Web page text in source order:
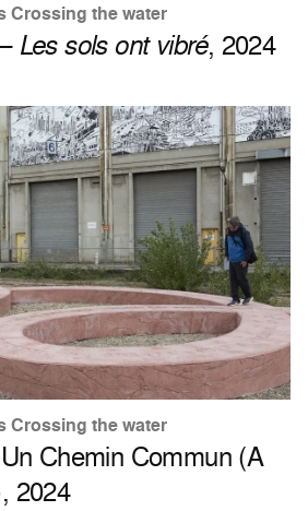
Crossing the water
Les sols ont vibré, 2024
Crossing the water
Chemin Commun (A
2024